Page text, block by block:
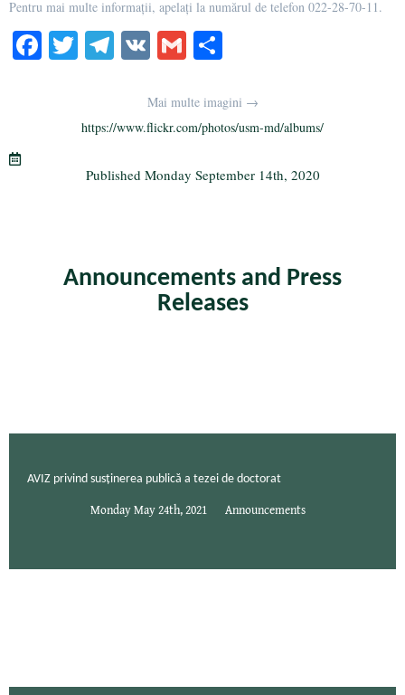
Pentru mai multe informații, apelați la numărul de telefon 022-28-70-11.
Fa T
r
Te
a
m
V G
ailre
Mai multe imagini →
https://www.flickr.com/photos/usm-md/albums/
Published Monday September 14th, 2020
Announcements and Press
Releases
AVIZ privind susținerea publică a tezei de doctorat
Monday May 24th, 2021 Announcements